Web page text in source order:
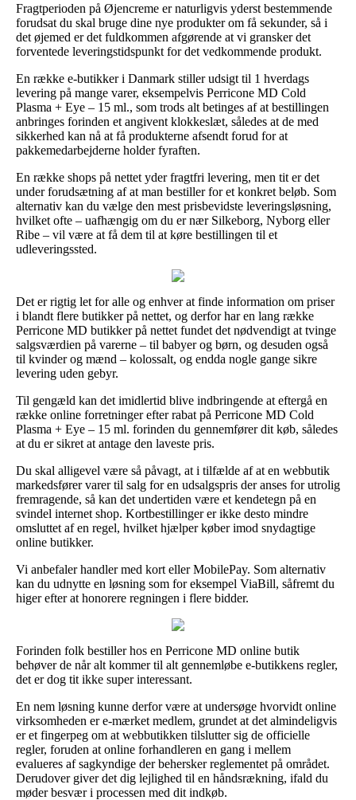
Fragtperioden på Øjencreme er naturligvis yderst bestemmende
forudsat du skal bruge dine nye produkter om få sekunder, så i
det øjemed er det fuldkommen afgørende at vi gransker det
forventede leveringstidspunkt for det vedkommende produkt.
En række e-butikker i Danmark stiller udsigt til 1 hverdags
levering på mange varer, eksempelvis Perricone MD Cold
Plasma + Eye – 15 ml., som trods alt betinges af at bestillingen
anbringes forinden et angivent klokkeslæt, således at de med
sikkerhed kan nå at få produkterne afsendt forud for at
pakkemedarbejderne holder fyraften.
En række shops på nettet yder fragtfri levering, men tit er det
under forudsætning af at man bestiller for et konkret beløb. Som
alternativ kan du vælge den mest prisbevidste leveringsløsning,
hvilket ofte – uafhængig om du er nær Silkeborg, Nyborg eller
Ribe – vil være at få dem til at køre bestillingen til et
udleveringssted.
Det er rigtig let for alle og enhver at finde information om priser
i blandt flere butikker på nettet, og derfor har en lang række
Perricone MD butikker på nettet fundet det nødvendigt at tvinge
salgsværdien på varerne – til babyer og børn, og desuden også
til kvinder og mænd – kolossalt, og endda nogle gange sikre
levering uden gebyr.
Til gengæld kan det imidlertid blive indbringende at eftergå en
række online forretninger efter rabat på Perricone MD Cold
Plasma + Eye – 15 ml. forinden du gennemfører dit køb, således
at du er sikret at antage den laveste pris.
Du skal alligevel være så påvagt, at i tilfælde af at en webbutik
markedsfører varer til salg for en udsalgspris der anses for utrolig
fremragende, så kan det undertiden være et kendetegn på en
svindel internet shop. Kortbestillinger er ikke desto mindre
omsluttet af en regel, hvilket hjælper køber imod snydagtige
online butikker.
Vi anbefaler handler med kort eller MobilePay. Som alternativ
kan du udnytte en løsning som for eksempel ViaBill, såfremt du
higer efter at honorere regningen i flere bidder.
Forinden folk bestiller hos en Perricone MD online butik
behøver de når alt kommer til alt gennemløbe e-butikkens regler,
det er dog tit ikke super interessant.
En nem løsning kunne derfor være at undersøge hvorvidt online
virksomheden er e-mærket medlem, grundet at det almindeligvis
er et fingerpeg om at webbutikken tilslutter sig de officielle
regler, foruden at online forhandleren en gang i mellem
evalueres af sagkyndige der behersker reglementet på området.
Derudover giver det dig lejlighed til en håndsrækning, ifald du
møder besvær i processen med dit indkøb.